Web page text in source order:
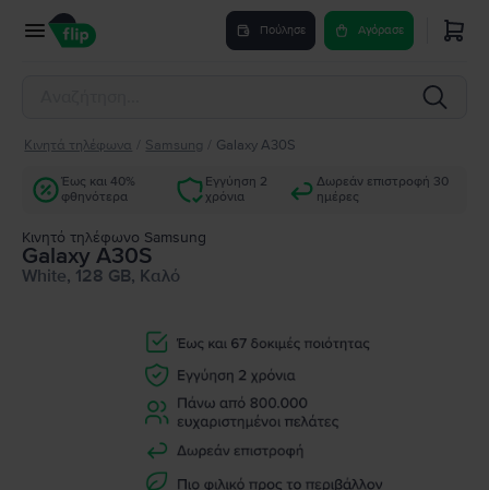
Πούλησε Αγόρασε
Κινητά τηλέφωνα Samsung Galaxy A30S
Έως και 40%
φθηνότερα
Εγγύηση 2
χρόνια
Δωρεάν επιστροφή 30
ημέρες
Κινητό τηλέφωνο Samsung
Galaxy A30S
White, 128 GB, Καλό